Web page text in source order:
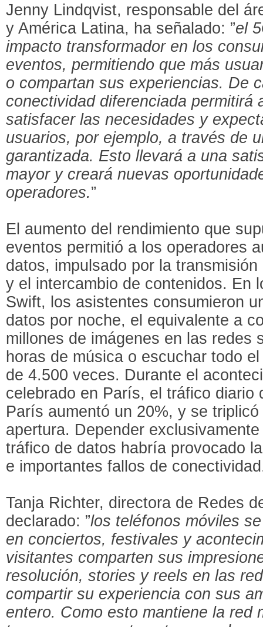
Jenny Lindqvist, responsable del
y América Latina, ha señalado: ”el
impacto transformador en los
eventos, permitiendo que más
o compartan sus experiencias. De
conectividad diferenciada permitirá
satisfacer las necesidades y
usuarios, por ejemplo, a través de
garantizada. Esto llevará a una
mayor y creará nuevas
operadores.”
El aumento del rendimiento que
eventos permitió a los operadores
datos, impulsado por la
y el intercambio de contenidos. En
Swift, los asistentes consumieron
datos por noche, el equivalente a
millones de imágenes en las redes
horas de música o escuchar todo
de 4.500 veces. Durante el
celebrado en París, el tráfico diario
París aumentó un 20%, y se
apertura. Depender
tráfico de datos habría provocado
e importantes fallos de
Tanja Richter, directora de Redes
declarado: ”los teléfonos móviles
en conciertos, festivales y
visitantes comparten sus
resolución, stories y reels en las
compartir su experiencia con sus
entero. Como esto mantiene la red